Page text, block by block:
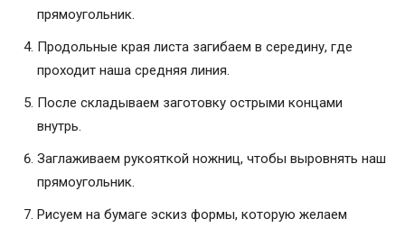
прямоугольник.
Продольные края листа загибаем в середину, где
проходит наша средняя линия.
После складываем заготовку острыми концами
внутрь.
Заглаживаем рукояткой ножниц, чтобы выровнять наш
прямоугольник.
Рисуем на бумаге эскиз формы, которую желаем